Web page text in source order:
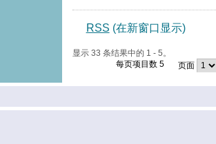
RSS (在新窗口显示)
显示 33 条结果中的 1 - 5。
每页项目数 5
页面